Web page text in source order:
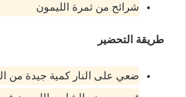
شرائح من ثمرة الليمون
طريقة التحضير
ضعي على النار كمية جيدة من